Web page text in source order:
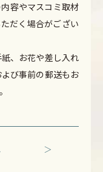
容やマスコミ取材
だく場合がござい
、お花や差し入れ
び事前の郵送もお
＞